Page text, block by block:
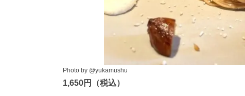
Photo by @yukamushu
1,650円（税込）